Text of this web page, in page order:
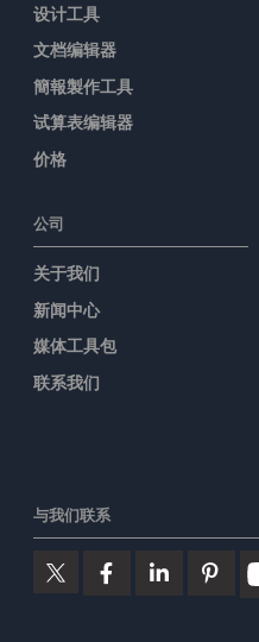
设计工具
文档编辑器
簡報製作工具
试算表编辑器
价格
公司
关于我们
新闻中心
媒体工具包
联系我们
与我们联系